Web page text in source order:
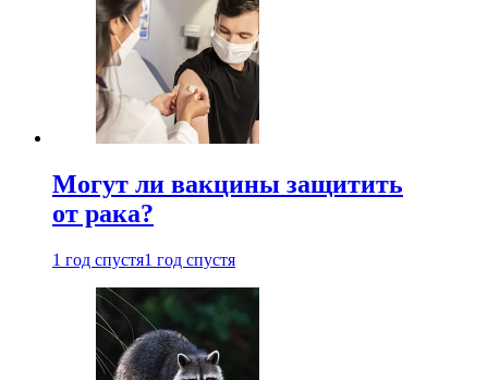
Могут ли вакцины защитить
от рака?
1 год спустя1 год спустя